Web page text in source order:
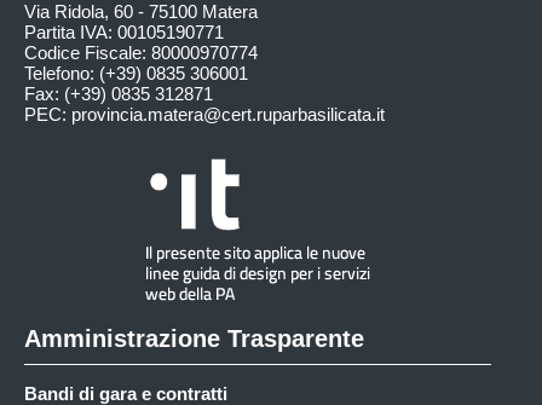
Via Ridola, 60 - 75100 Matera
Partita IVA: 00105190771
Codice Fiscale: 80000970774
Telefono: (+39) 0835 306001
Fax: (+39) 0835 312871
PEC: provincia.matera@cert.ruparbasilicata.it
Amministrazione Trasparente
Bandi di gara e contratti